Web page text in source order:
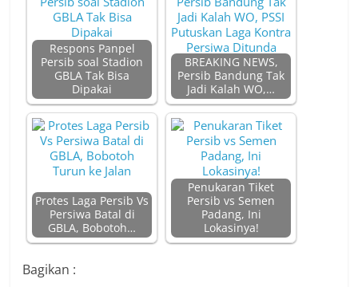
Respons Panpel
Persib soal Stadion
GBLA Tak Bisa
Dipakai
BREAKING NEWS,
Persib Bandung Tak
Jadi Kalah WO,…
Protes Laga Persib Vs
Persiwa Batal di
GBLA, Bobotoh…
Penukaran Tiket
Persib vs Semen
Padang, Ini
Lokasinya!
Bagikan :